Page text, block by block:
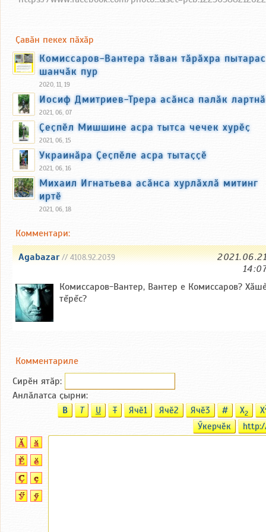
Ҫавӑн пекех пӑхӑр
Комиссаров-Вантера тӑван тӑрӑхра пытарас
шанчӑк пур
2020, 11, 19
Иосиф Дмитриев-Трера асӑнса палӑк лартнӑ
2021, 06, 07
Ҫеҫпӗл Мишшине асра тытса чечек хурӗҫ
2021, 06, 15
Украинӑра Ҫеҫпӗле асра тытаҫҫӗ
2021, 06, 16
Михаил Игнатьева асӑнса хурлӑхлӑ митинг
иртӗ
2021, 06, 18
Комментари:
Agabazar// 4108.92.2039
Комиссаров-Вантер, Вантер е Комиссаров?
тĕрĕс?
Комментариле
Сирӗн ятӑp:
Анлӑлатса ҫырни:
B T U T Ячӗ1 Ячӗ2 Ячӗ3 # X2 X
Ӳкерчӗк